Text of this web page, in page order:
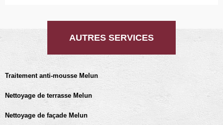
AUTRES SERVICES
Traitement anti-mousse Melun
Nettoyage de terrasse Melun
Nettoyage de façade Melun